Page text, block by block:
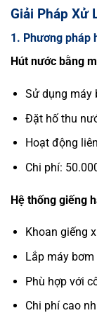
Giải Pháp Xử
1. Phương pháp
Hút nước bằng
Sử dụng máy
Đặt hố thu
Hoạt động
Chi phí:
Hệ thống giếng
Khoan giếng
Lắp máy
Phù hợp với
Chi phí cao